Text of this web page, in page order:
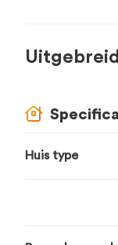
Huis type